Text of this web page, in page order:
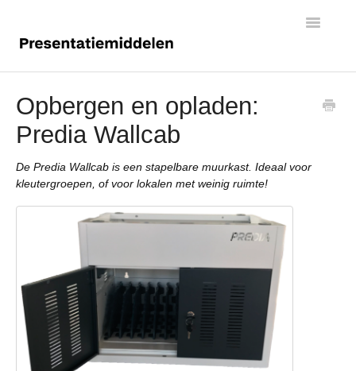
Toggle
Digiborden
Touchscreens
Opbergen en opladen:
Predia Wallcab
De Predia Wallcab is een stapelbare muurkast. Ideaal voor
kleutergroepen, of voor lokalen met weinig ruimte!